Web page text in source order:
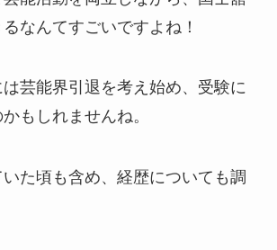
なんてすごいですよね！
芸能界引退を考え始め、受験に
もしれませんね。
た頃も含め、経歴についても調